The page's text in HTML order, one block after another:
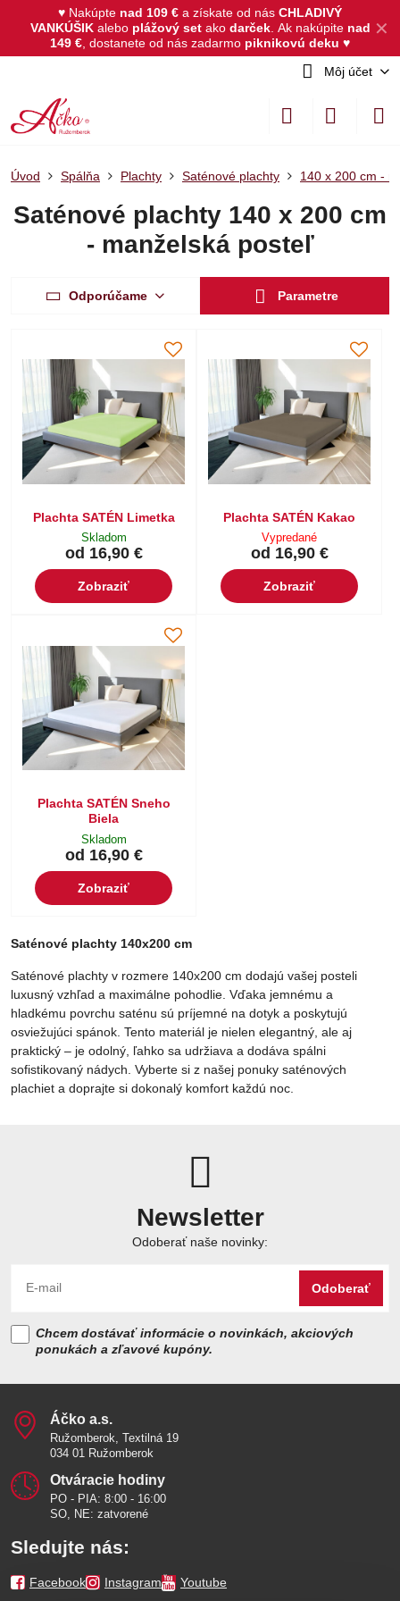
✕
♥ Nakúpte nad 109 € a získate od nás CHLADIVÝ
VANKÚŠIKalebo plážový set akodarček. Ak nakúpite nad
149 € , dostanete od nás zadarmo piknikovú deku ♥
Môj účet
Úvod Spálňa Plachty Saténové plachty 140 x 200 cm -
Saténové plachty 140 x 200 cm
- manželská posteľ
Odporúčame Parametre
Plachta SATÉN Limetka
Skladom
od 16,90 €
Zobraziť
Plachta SATÉN Kakao
Vypredané
od 16,90 €
Zobraziť
Plachta SATÉN Sneho
Biela
Skladom
od 16,90 €
Zobraziť
Saténové plachty 140x200 cm
Saténové plachty v rozmere 140x200 cm dodajú vašej posteli
luxusný vzhľad a maximálne pohodlie. Vďaka jemnému a
hladkému povrchu saténu sú príjemné na dotyk a poskytujú
osviežujúci spánok. Tento materiál je nielen elegantný, ale aj
praktický – je odolný, ľahko sa udržiava a dodáva spálni
sofistikovaný nádych. Vyberte si z našej ponuky saténových
plachiet a doprajte si dokonalý komfort každú noc.
Newsletter
Odoberať naše novinky:
Odoberať
Chcem dostávať informácie o novinkách, akciových
ponukách a zľavové kupóny.
Áčko a​.s​.
Ružomberok, Textilná 19
034 01 Ružomberok
Otváracie hodiny
PO - PIA: 8:00 - 16:00
SO, NE: zatvorené
Sledujte nás:
Facebook Instagram Youtube